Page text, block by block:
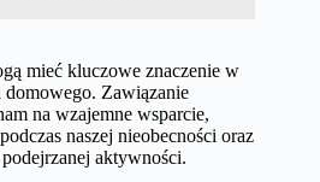
mieć kluczowe znaczenie w
domowego. Zawiązanie
na wzajemne wsparcie,
naszej nieobecności oraz
aktywności.